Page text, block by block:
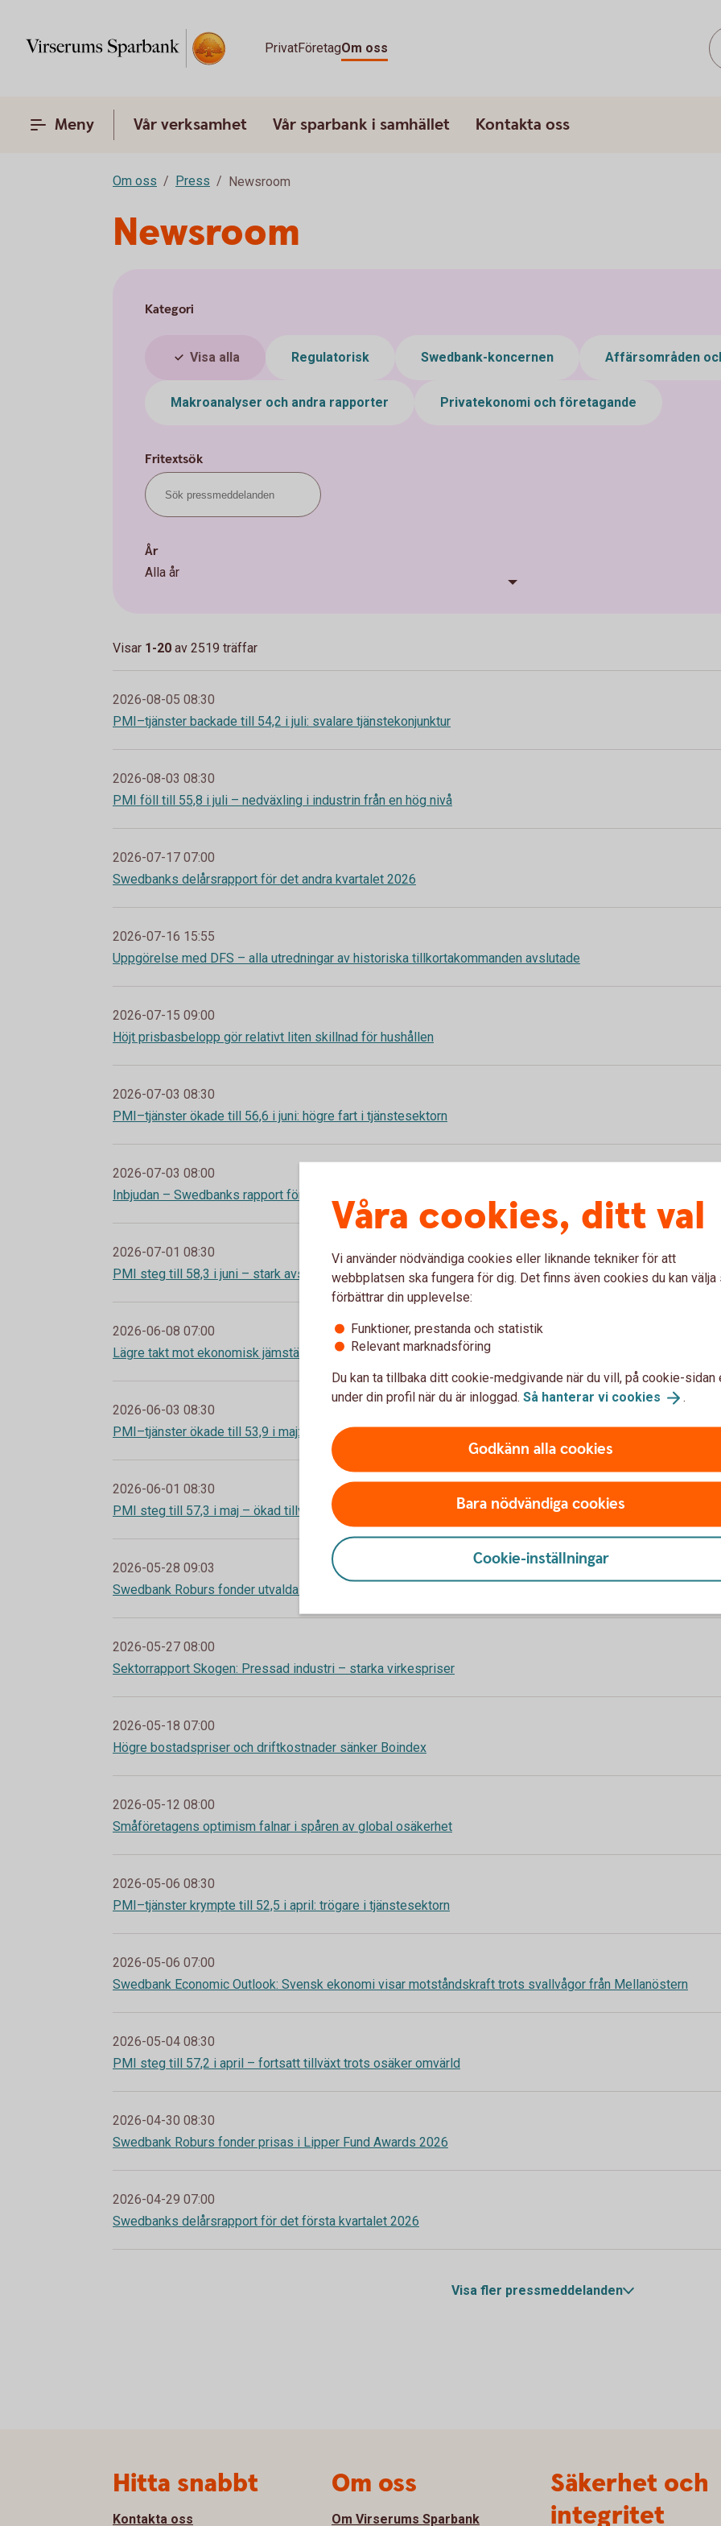
PrivatFöretagOm oss
Meny Vår verksamhet Vår sparbank i samhället Kontakta oss
Om oss Press Newsroom
Newsroom
Kategori
Visa alla Regulatorisk Swedbank-koncernen Affärsområden
Makroanalyser och andra rapporter Privatekonomi och företagande
Fritextsök
År
Alla år
Visar 1-20 av 2519 träffar
2026-08-05 08:30
PMI–tjänster backade till 54,2 i juli: svalare tjänstekonjunktur
2026-08-03 08:30
PMI föll till 55,8 i juli – nedväxling i industrin från en hög nivå
2026-07-17 07:00
Swedbanks delårsrapport för det andra kvartalet 2026
2026-07-16 15:55
Uppgörelse med DFS – alla utredningar av historiska tillkortakommanden avslutade
2026-07-15 09:00
Höjt prisbasbelopp gör relativt liten skillnad för hushållen
2026-07-03 08:30
PMI–tjänster ökade till 56,6 i juni: högre fart i tjänstesektorn
2026-07-03 08:00
Inbjudan – Swedbanks rapport för andra kvartalet 2026
2026-07-01 08:30
PMI steg till 58,3 i juni – stark avslutning av andra kvartalet
2026-06-08 07:00
Lägre takt mot ekonomisk jämställdhet
2026-06-03 08:30
PMI–tjänster ökade till 53,9 i maj: tillväxt utan att ta fart
2026-06-01 08:30
PMI steg till 57,3 i maj – ökad tillväxt och högre kostnadstryck
2026-05-28 09:03
Swedbank Roburs fonder utvalda i Fondtorgsnämndens upphandling
2026-05-27 08:00
Sektorrapport Skogen: Pressad industri – starka virkespriser
2026-05-18 07:00
Högre bostadspriser och driftkostnader sänker Boindex
2026-05-12 08:00
Småföretagens optimism falnar i spåren av global osäkerhet
2026-05-06 08:30
PMI–tjänster krympte till 52,5 i april: trögare i tjänstesektorn
2026-05-06 07:00
Swedbank Economic Outlook: Svensk ekonomi visar motståndskraft trots svallvågor från Mellanöstern
2026-05-04 08:30
PMI steg till 57,2 i april – fortsatt tillväxt trots osäker omvärld
2026-04-30 08:30
Swedbank Roburs fonder prisas i Lipper Fund Awards 2026
2026-04-29 07:00
Swedbanks delårsrapport för det första kvartalet 2026
Visa fler pressmeddelanden
Våra cookies, ditt val
Vi använder nödvändiga cookies eller liknande tekniker för att
webbplatsen ska fungera för dig. Det finns även cookies du kan välja
förbättrar din upplevelse:
Funktioner, prestanda och statistik
Relevant marknadsföring
Du kan ta tillbaka ditt cookie-medgivande när du vill, på cookie-sidan
under din profil när du är inloggad. Så hanterar vi cookies .
Godkänn alla cookies
Bara nödvändiga cookies
Cookie-inställningar
Hitta snabbt
Kontakta oss
Om oss
Om Virserums Sparbank
Säkerhet och
integritet